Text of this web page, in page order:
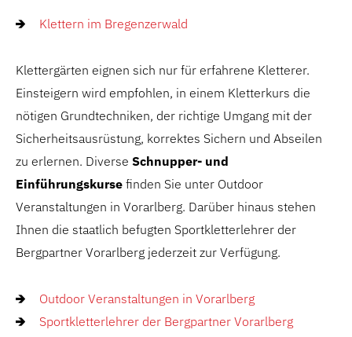
Klettern im Bregenzerwald
Klettergärten eignen sich nur für erfahrene Kletterer.
Einsteigern wird empfohlen, in einem Kletterkurs die
nötigen Grundtechniken, der richtige Umgang mit der
Sicherheitsausrüstung, korrektes Sichern und Abseilen
zu erlernen. Diverse Schnupper- und
Einführungskurse finden Sie unter Outdoor
Veranstaltungen in Vorarlberg. Darüber hinaus stehen
Ihnen die staatlich befugten Sportkletterlehrer der
Bergpartner Vorarlberg jederzeit zur Verfügung.
Outdoor Veranstaltungen in Vorarlberg
Sportkletterlehrer der Bergpartner Vorarlberg